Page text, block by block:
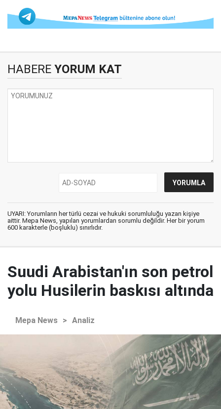
HABERE YORUM KAT
UYARI: Yorumların her türlü cezai ve hukuki sorumluluğu yazan kişiye
aittir. Mepa News, yapılan yorumlardan sorumlu değildir. Her bir yorum
600 karakterle (boşluklu) sınırlıdır.
Suudi Arabistan'ın son petrol
yolu Husilerin baskısı altında
Mepa News > Analiz